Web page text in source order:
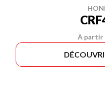
À partir